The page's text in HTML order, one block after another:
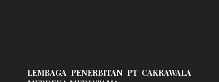
LEMBAGA PENERBITAN PT CAKRAWALA